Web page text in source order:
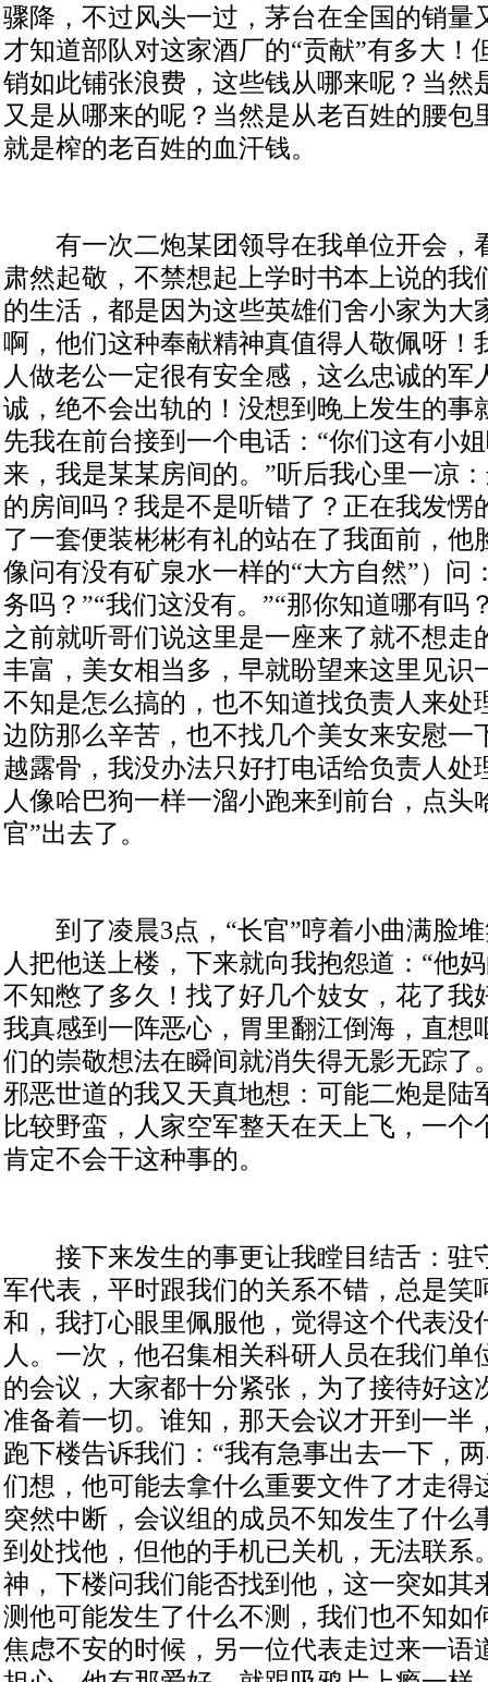
骤降，不过风头一过，茅台在全国的销量
才知道部队对这家酒厂的“贡献”有多大！
销如此铺张浪费，这些钱从哪来呢？当然
又是从哪来的呢？当然是从老百姓的腰包
就是榨的老百姓的血汗钱。
有一次二炮某团领导在我单位开会，
肃然起敬，不禁想起上学时书本上说的我
的生活，都是因为这些英雄们舍小家为大
啊，他们这种奉献精神真值得人敬佩呀！
人做老公一定很有安全感，这么忠诚的军
诚，绝不会出轨的！没想到晚上发生的事
先我在前台接到一个电话：“你们这有小
来，我是某某房间的。”听后我心里一凉
的房间吗？我是不是听错了？正在我发愣
了一套便装彬彬有礼的站在了我面前，他
像问有没有矿泉水一样的“大方自然”）问
务吗？”“我们这没有。”“那你知道哪有吗
之前就听哥们说这里是一座来了就不想走
丰富，美女相当多，早就盼望来这里见识
不知是怎么搞的，也不知道找负责人来处
边防那么辛苦，也不找几个美女来安慰一
越露骨，我没办法只好打电话给负责人处
人像哈巴狗一样一溜小跑来到前台，点头
官”出去了。
到了凌晨3点，“长官”哼着小曲满脸堆
人把他送上楼，下来就向我抱怨道：“他
不知憋了多久！找了好几个妓女，花了我
我真感到一阵恶心，胃里翻江倒海，直想
们的崇敬想法在瞬间就消失得无影无踪了
邪恶世道的我又天真地想：可能二炮是陆
比较野蛮，人家空军整天在天上飞，一个
肯定不会干这种事的。
接下来发生的事更让我瞠目结舌：驻
军代表，平时跟我们的关系不错，总是笑
和，我打心眼里佩服他，觉得这个代表没
人。一次，他召集相关科研人员在我们单
的会议，大家都十分紧张，为了接待好这
准备着一切。谁知，那天会议才开到一半
跑下楼告诉我们：“我有急事出去一下，
们想，他可能去拿什么重要文件了才走得
突然中断，会议组的成员不知发生了什么
到处找他，但他的手机已关机，无法联系
神，下楼问我们能否找到他，这一突如其
测他可能发生了什么不测，我们也不知如
焦虑不安的时候，另一位代表走过来一语